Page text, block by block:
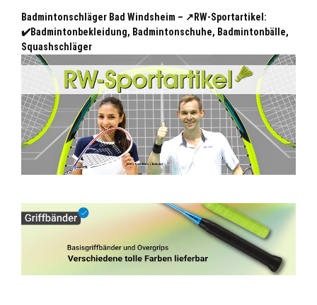
Badmintonschläger Bad Windsheim – ↗️RW-Sportartikel:
✔️Badmintonbekleidung, Badmintonschuhe, Badmintonbälle,
Squashschläger